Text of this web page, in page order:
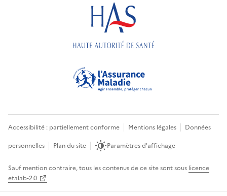
Accessibilité : partiellement conforme Mentions légales
Données
personnelles
Plan du site Paramètres d'affichage
Sauf mention contraire, tous les contenus de ce site sont sous licence
etalab-2.0